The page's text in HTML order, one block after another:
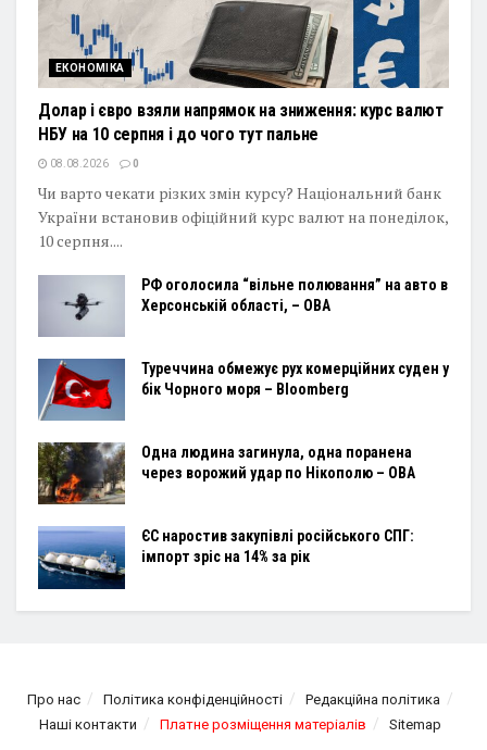
ЕКОНОМІКА
Долар і євро взяли напрямок на зниження: курс валют
НБУ на 10 серпня і до чого тут пальне
08.08.2026 0
Чи варто чекати різких змін курсу? Національний банк
України встановив офіційний курс валют на понеділок,
10 серпня....
РФ оголосила “вільне полювання” на авто в
Херсонській області, – ОВА
Туреччина обмежує рух комерційних суден у
бік Чорного моря – Bloomberg
Одна людина загинула, одна поранена
через ворожий удар по Нікополю – ОВА
ЄС наростив закупівлі російського СПГ:
імпорт зріс на 14% за рік
Про нас Політика конфіденційності
Редакційна політика
Наші контакти
Платне розміщення матеріалів Sitemap